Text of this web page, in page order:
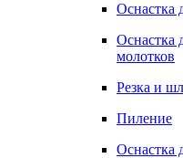
Оснастка
Оснастка
молотков
Резка и
Пиление
Оснастка